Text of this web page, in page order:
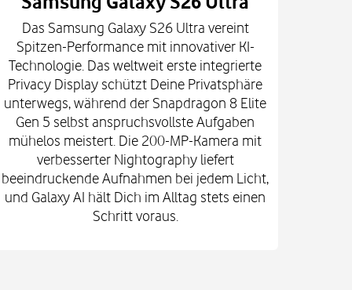
Das Samsung Galaxy S26 Ultra vereint
Spitzen-Performance mit innovativer KI-
Technologie. Das weltweit erste integrierte
Privacy Display schützt Deine Privatsphäre
unterwegs, während der Snapdragon 8 Elite
Gen 5 selbst anspruchsvollste Aufgaben
mühelos meistert. Die 200-MP-Kamera mit
verbesserter Nightography liefert
beeindruckende Aufnahmen bei jedem Licht,
und Galaxy AI hält Dich im Alltag stets einen
Schritt voraus.